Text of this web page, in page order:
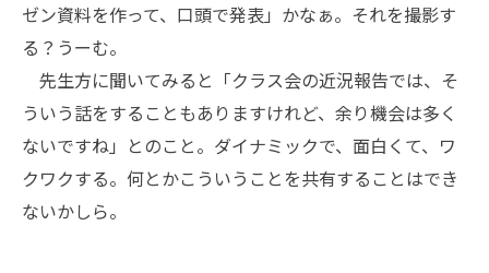
ゼン資料を作って、口頭で発表」かなぁ。それを撮影す
る？うーむ。
先生方に聞いてみると「クラス会の近況報告では、そ
ういう話をすることもありますけれど、余り機会は多く
ないですね」とのこと。ダイナミックで、面白くて、ワ
クワクする。何とかこういうことを共有することはでき
ないかしら。